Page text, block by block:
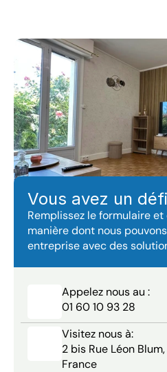
Vous avez un
Remplissez le formulaire
manière dont nous
entreprise avec des
Appelez nous au :
01 60 10 93 28
Visitez nous à:
2 bis Rue Léon
France